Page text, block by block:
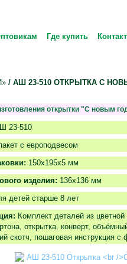
Где купить
/ АШ 23-510 ОТКРЫТКА С
открытки "С новым
23-510
с европодвесом
150х195х5 мм
изделия: 136х136 мм
детей старше 8 лет
Комплект деталей из цветной
открытка, конверт,
скотч, пошаговая инструкция с